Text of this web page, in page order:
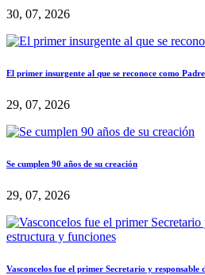
30, 07, 2026
El primer insurgente al que se reconoce como
29, 07, 2026
Se cumplen 90 años de su creación
29, 07, 2026
Vasconcelos fue el primer Secretario y